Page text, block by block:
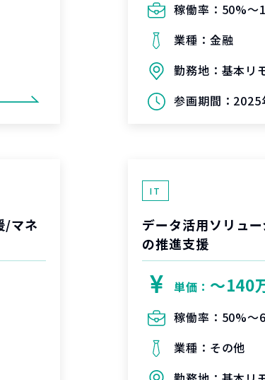
稼働率： 50%〜
業種： 金融
勤務地： 基本リ
参画期間： 2025
/マネ
IT
データ活用ソリュ
の推進支援
単価： 〜140
稼働率： 50%〜
業種： その他